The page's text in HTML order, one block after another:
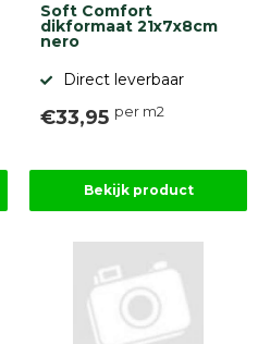
Soft Comfort
dikformaat 21x7x8cm
nero
Direct leverbaar
€33,95 per m2
Bekijk product